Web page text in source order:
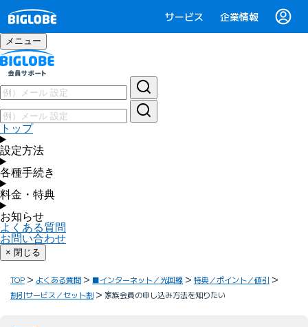
サービス 企業情報
メニュー
トップ
設定方法
各種手続き
料金・特典
お知らせ
よくある質問
お問い合わせ
× 閉じる
TOP よくある質問 ■インターネット／光回線
特典／ポイント／値引
割引サービス／セット割
家族会員の申し込み方法を知りたい